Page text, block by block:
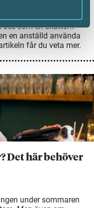
frågan om en
för sitt
ses som en skattefri
en anställd använda
får du veta mer.
Det här behöver
under sommaren